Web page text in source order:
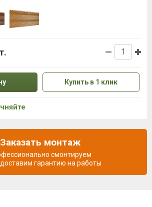
Купить в 1 клик
Заказать монтаж
смонтируем
гарантию на работы